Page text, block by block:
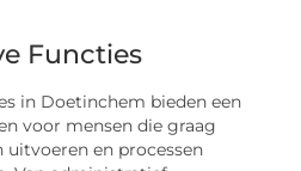
Functies
in Doetinchem bieden een
voor mensen die graag
en processen